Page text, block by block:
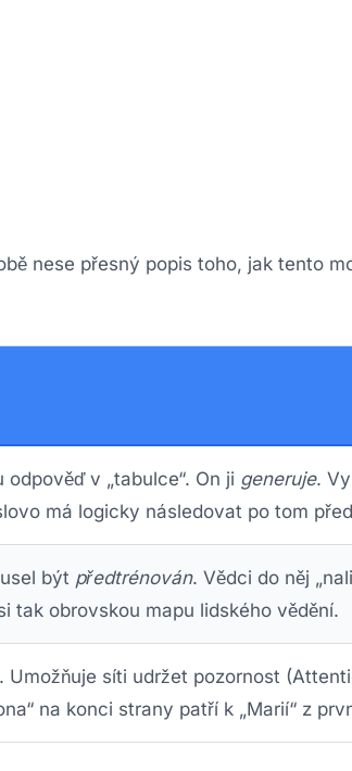
nese přesný popis toho, jak tento
v „tabulce“. On ji generuje.
má logicky následovat po tom
být předtrénován. Vědci do něj
tak obrovskou mapu lidského vědění.
Umožňuje síti udržet pozornost
na konci strany patří k „Marií“ z